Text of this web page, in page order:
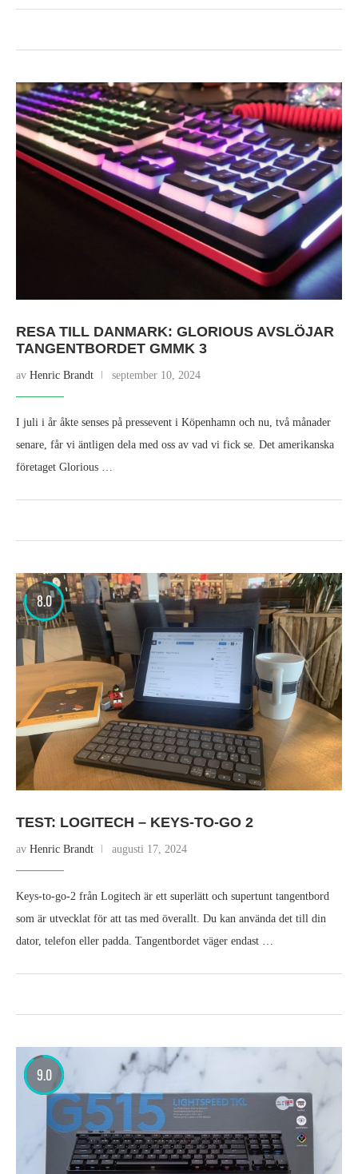
RESA TILL DANMARK: GLORIOUS AVSLÖJAR
TANGENTBORDET GMMK 3
av Henric Brandt september 10, 2024
I juli i år åkte senses på pressevent i Köpenhamn och nu, två månader
senare, får vi äntligen dela med oss av vad vi fick se. Det amerikanska
företaget Glorious …
8.0
TEST: LOGITECH – KEYS-TO-GO 2
av Henric Brandt augusti 17, 2024
Keys-to-go-2 från Logitech är ett superlätt och supertunt tangentbord
som är utvecklat för att tas med överallt. Du kan använda det till din
dator, telefon eller padda. Tangentbordet väger endast …
9.0